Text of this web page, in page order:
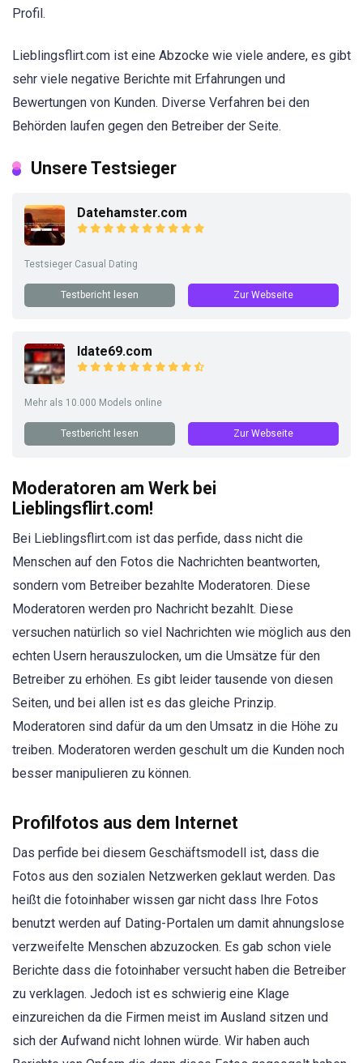
Profil.
Lieblingsflirt.com ist eine Abzocke wie viele andere, es gibt
sehr viele negative Berichte mit Erfahrungen und
Bewertungen von Kunden. Diverse Verfahren bei den
Behörden laufen gegen den Betreiber der Seite.
Unsere Testsieger
Datehamster.com
Testsieger Casual Dating
Testbericht lesen Zur Webseite
Idate69.com
Mehr als 10.000 Models online
Testbericht lesen Zur Webseite
Moderatoren am Werk bei
Lieblingsflirt.com!
Bei Lieblingsflirt.com ist das perfide, dass nicht die
Menschen auf den Fotos die Nachrichten beantworten,
sondern vom Betreiber bezahlte Moderatoren. Diese
Moderatoren werden pro Nachricht bezahlt. Diese
versuchen natürlich so viel Nachrichten wie möglich aus den
echten Usern herauszulocken, um die Umsätze für den
Betreiber zu erhöhen. Es gibt leider tausende von diesen
Seiten, und bei allen ist es das gleiche Prinzip.
Moderatoren sind dafür da um den Umsatz in die Höhe zu
treiben. Moderatoren werden geschult um die Kunden noch
besser manipulieren zu können.
Profilfotos aus dem Internet
Das perfide bei diesem Geschäftsmodell ist, dass die
Fotos aus den sozialen Netzwerken geklaut werden. Das
heißt die fotoinhaber wissen gar nicht dass Ihre Fotos
benutzt werden auf Dating-Portalen um damit ahnungslose
verzweifelte Menschen abzuzocken. Es gab schon viele
Berichte dass die fotoinhaber versucht haben die Betreiber
zu verklagen. Jedoch ist es schwierig eine Klage
einzureichen da die Firmen meist im Ausland sitzen und
sich der Aufwand nicht lohnen würde. Wir haben auch